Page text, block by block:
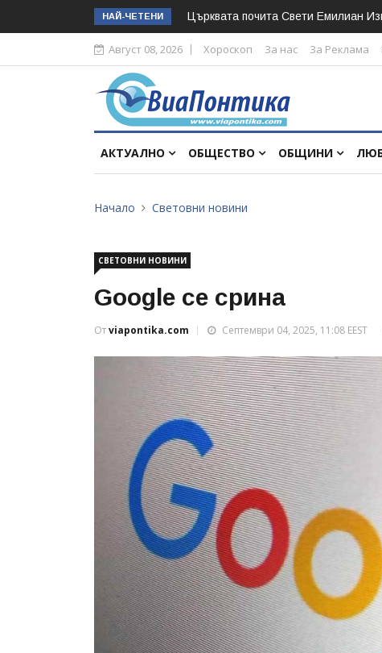
НАЙ-ЧЕТЕНИ Църквата почита Свeти Емилиан
Август 08, 2026 Хороскоп За нас За Реклама
АКТУАЛНО ОБЩЕСТВО ОБЩИНИ
Начало Световни новини
СВЕТОВНИ НОВИНИ
Google се срина
Отviapontika.com Септември 04, 2025, 11:08 EEST